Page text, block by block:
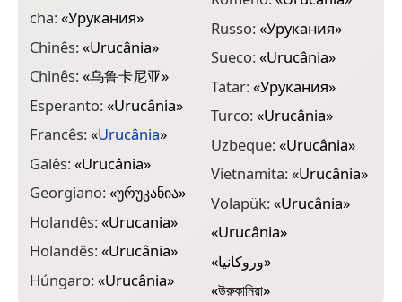
cha:«Урукания»
Chinês:«Urucânia»
Chinês:«乌鲁卡尼亚»
Esperanto:«Urucânia»
Francês:«Urucânia»
Galês:«Urucânia»
Georgiano:«ურუკანია»
Holandês:«Urucania»
Holandês:«Urucânia»
Húngaro:«Urucânia»
Russo:«Урукания»
Sueco:«Urucânia»
Tatar:«Урукания»
Turco:«Urucânia»
Uzbeque:«Urucânia»
Vietnamita:«Urucânia»
Volapük:«Urucânia»
«Urucânia»
«وروکانیا»
«উরুকানিয়া»